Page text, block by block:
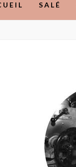
SALÉ